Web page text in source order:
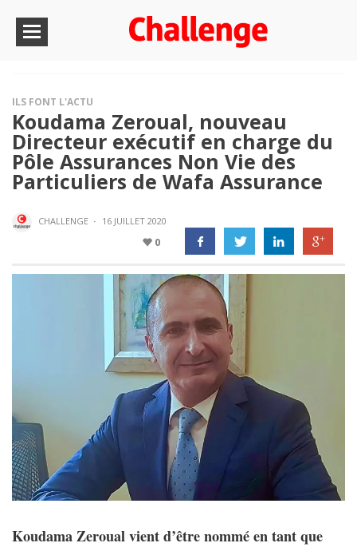
ILS FONT L'ACTU
Koudama Zeroual, nouveau
Directeur exécutif en charge du
Pôle Assurances Non Vie des
Particuliers de Wafa Assurance
CHALLENGE · 16 JUILLET 2020
0
Koudama Zeroual vient d’être nommé en tant que